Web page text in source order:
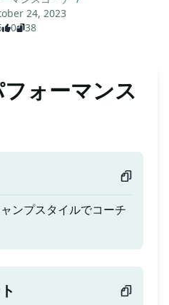
24, 2023
0 38
ォーマンス
ンプスタイルでコーチ